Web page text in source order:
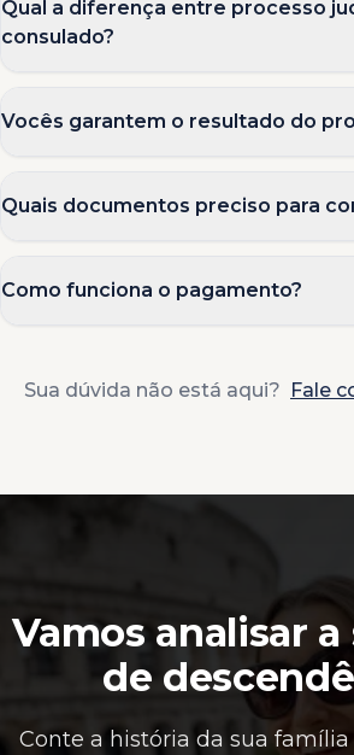
Qual a diferença entre processo
consulado?
Vocês garantem o resultado do
Quais documentos preciso para
Como funciona o pagamento?
Sua dúvida não está aqui? Fale
Vamos analisar
de
Conte a história da sua família